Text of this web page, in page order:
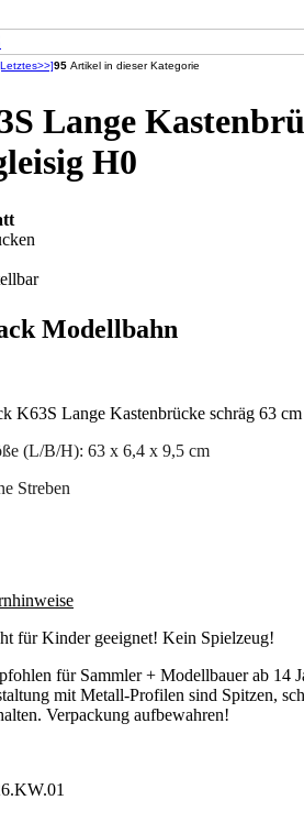
95 Artikel in dieser Kategorie
Lange
H0
Modellbahn
K63S Lange Kastenbrücke schräg 63
(L/B/H): 63 x 6,4 x 9,5 cm
Streben
für Kinder geeignet! Kein Spielzeug!
für Sammler + Modellbauer ab 14
mit Metall-Profilen sind Spitzen,
Verpackung aufbewahren!